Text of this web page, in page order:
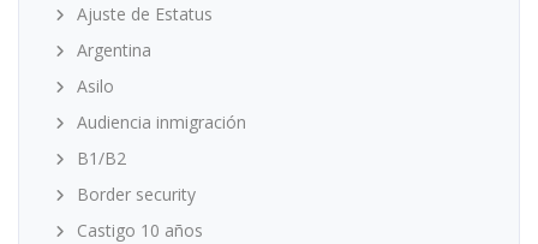
Ajuste de Estatus
Argentina
Asilo
Audiencia inmigración
B1/B2
Border security
Castigo 10 años